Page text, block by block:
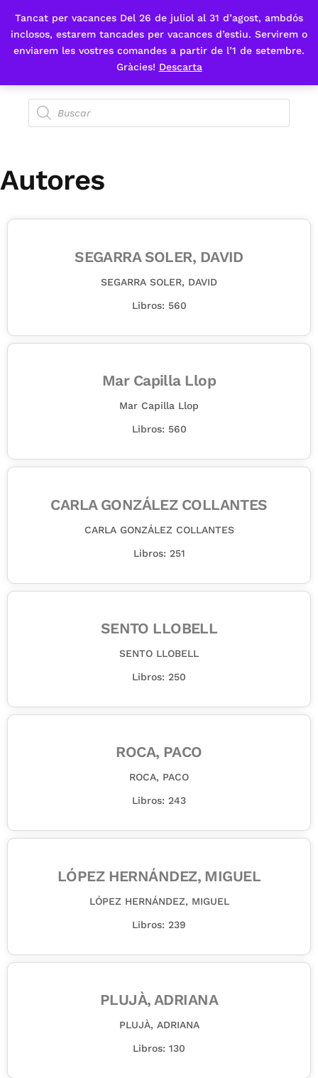
Tancat per vacances Del 26 de juliol al 31 d’agost, ambdós
inclosos, estarem tancades per vacances d’estiu. Servirem o
enviarem les vostres comandes a partir de l’1 de setembre.
Gràcies! Descarta
Fes-te'n sòcia
Autores
SEGARRA SOLER, DAVID
SEGARRA SOLER, DAVID
Libros: 560
Mar Capilla Llop
Mar Capilla Llop
Libros: 560
CARLA GONZÁLEZ COLLANTES
CARLA GONZÁLEZ COLLANTES
Libros: 251
SENTO LLOBELL
SENTO LLOBELL
Libros: 250
ROCA, PACO
ROCA, PACO
Libros: 243
LÓPEZ HERNÁNDEZ, MIGUEL
LÓPEZ HERNÁNDEZ, MIGUEL
Libros: 239
PLUJÀ, ADRIANA
PLUJÀ, ADRIANA
Libros: 130